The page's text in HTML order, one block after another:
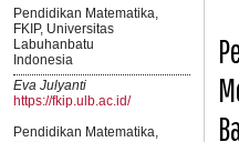
Pendidikan Matematika,
FKIP, Universitas
Labuhanbatu
Indonesia
Eva Julyanti
https://fkip.ulb.ac.id/
Pendidikan Matematika,